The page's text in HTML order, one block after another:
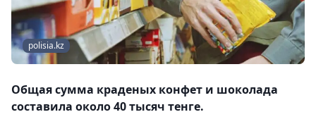
polisia.kz
Общая сумма краденых конфет и шоколада
составила около 40 тысяч тенге.